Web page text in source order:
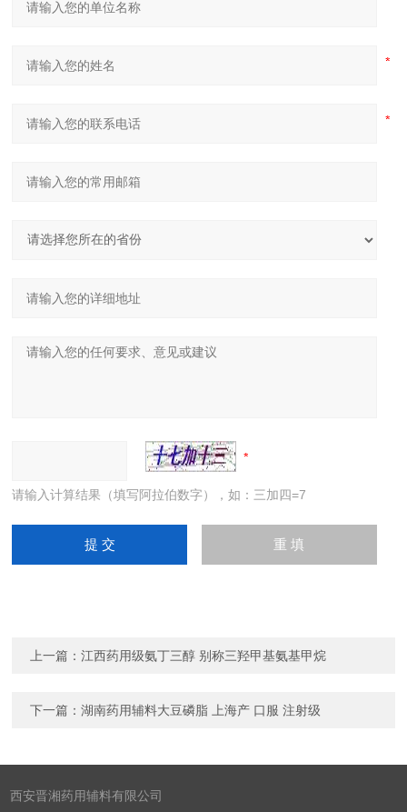
请输入计算结果（填写阿拉伯数字），如：三加四=7
上一篇：江西药用级氨丁三醇 别称三羟甲基氨基甲烷
下一篇：湖南药用辅料大豆磷脂 上海产 口服 注射级
西安晋湘药用辅料有限公司